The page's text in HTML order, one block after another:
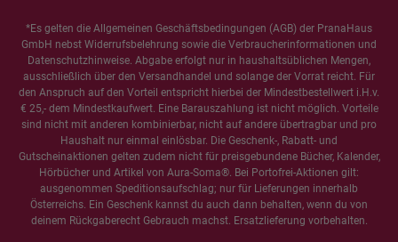
*Es gelten die Allgemeinen Geschäftsbedingungen (AGB) der PranaHaus
GmbH nebst Widerrufsbelehrung sowie die Verbraucherinformationen und
Datenschutzhinweise. Abgabe erfolgt nur in haushaltsüblichen Mengen,
ausschließlich über den Versandhandel und solange der Vorrat reicht. Für
den Anspruch auf den Vorteil entspricht hierbei der Mindestbestellwert i.H.v.
€ 25,- dem Mindestkaufwert. Eine Barauszahlung ist nicht möglich. Vorteile
sind nicht mit anderen kombinierbar, nicht auf andere übertragbar und pro
Haushalt nur einmal einlösbar. Die Geschenk-, Rabatt- und
Gutscheinaktionen gelten zudem nicht für preisgebundene Bücher, Kalender,
Hörbücher und Artikel von Aura-Soma®. Bei Portofrei-Aktionen gilt:
ausgenommen Speditionsaufschlag; nur für Lieferungen innerhalb
Österreichs. Ein Geschenk kannst du auch dann behalten, wenn du von
deinem Rückgaberecht Gebrauch machst. Ersatzlieferung vorbehalten.